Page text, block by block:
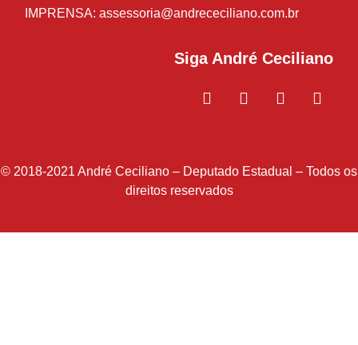
IMPRENSA: assessoria@andrececiliano.com.br
Siga André Ceciliano
© 2018-2021 André Ceciliano – Deputado Estadual – Todos os
direitos reservados